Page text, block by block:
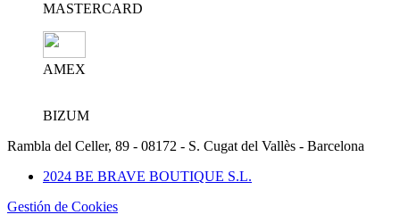
MASTERCARD
AMEX
BIZUM
Rambla del Celler, 89 - 08172 - S. Cugat del Vallès - Barcelona
2024 BE BRAVE BOUTIQUE S.L.
Gestión de Cookies